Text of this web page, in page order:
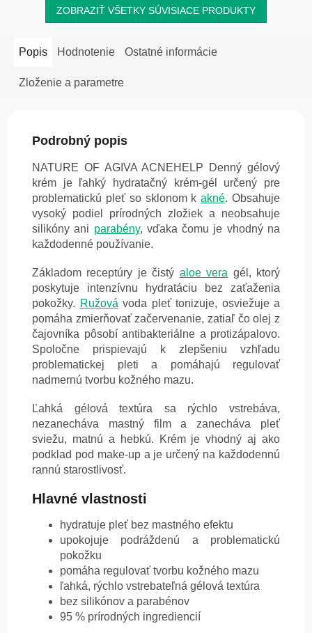
ZOBRAZIŤ VŠETKY SÚVISIACE PRODUKTY
Popis Hodnotenie Ostatné informácie
Zloženie a parametre
Podrobný popis
NATURE OF AGIVA ACNEHELP Denný gélový
krém je ľahký hydratačný krém-gél určený pre
problematickú pleť so sklonom kakné. Obsahuje
vysoký podiel prírodných zložiek a neobsahuje
silikóny ani parabény, vďaka čomu je vhodný na
každodenné používanie.
Základom receptúry je čistý aloe vera gél, ktorý
poskytuje intenzívnu hydratáciu bez zaťaženia
pokožky. Ružová voda pleť tonizuje, osviežuje a
pomáha zmierňovať začervenanie, zatiaľ čo olej z
čajovníka pôsobí antibakteriálne a protizápalovo.
Spoločne prispievajú k zlepšeniu vzhľadu
problematickej pleti a pomáhajú regulovať
nadmernú tvorbu kožného mazu.
Ľahká gélová textúra sa rýchlo vstrebáva,
nezanecháva mastný film a zanecháva pleť
sviežu, matnú a hebkú. Krém je vhodný aj ako
podklad pod make-up a je určený na každodennú
rannú starostlivosť.
Hlavné vlastnosti
hydratuje pleť bez mastného efektu
upokojuje podráždenú a problematickú
pokožku
pomáha regulovať tvorbu kožného mazu
ľahká, rýchlo vstrebateľná gélová textúra
bez silikónov a parabénov
95 % prírodných ingrediencií